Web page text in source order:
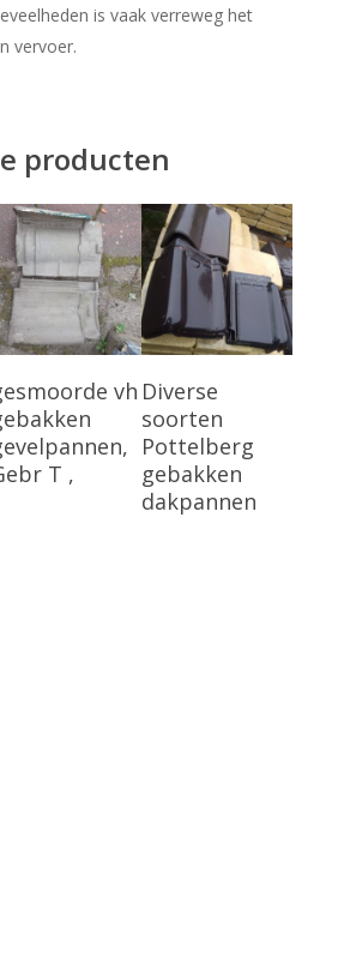
is vaak verreweg het
vervoer.
producten
Bekijk Productvh
T ,
Bekijk Product
Diverse
soorten
Pottelberg
gebakken
dakpannen